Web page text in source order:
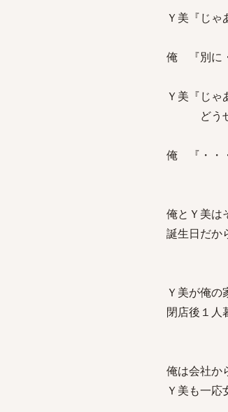
Ｙ美『じゃ
俺 『別に
Ｙ美『じゃ
どうせ、
俺 『・・
俺とＹ美は
誕生日だか
Ｙ美が俺の
閉店後１人
俺は会社か
Ｙ美も一応